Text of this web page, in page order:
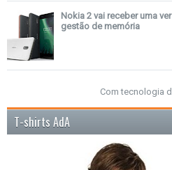
Nokia 2 vai receber uma
gestão de memória
Com tecnologia
T-shirts AdA